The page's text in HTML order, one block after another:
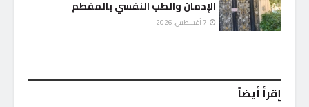
الإدمان والطب النفسي بالمقطم
إقرأ أيضاً